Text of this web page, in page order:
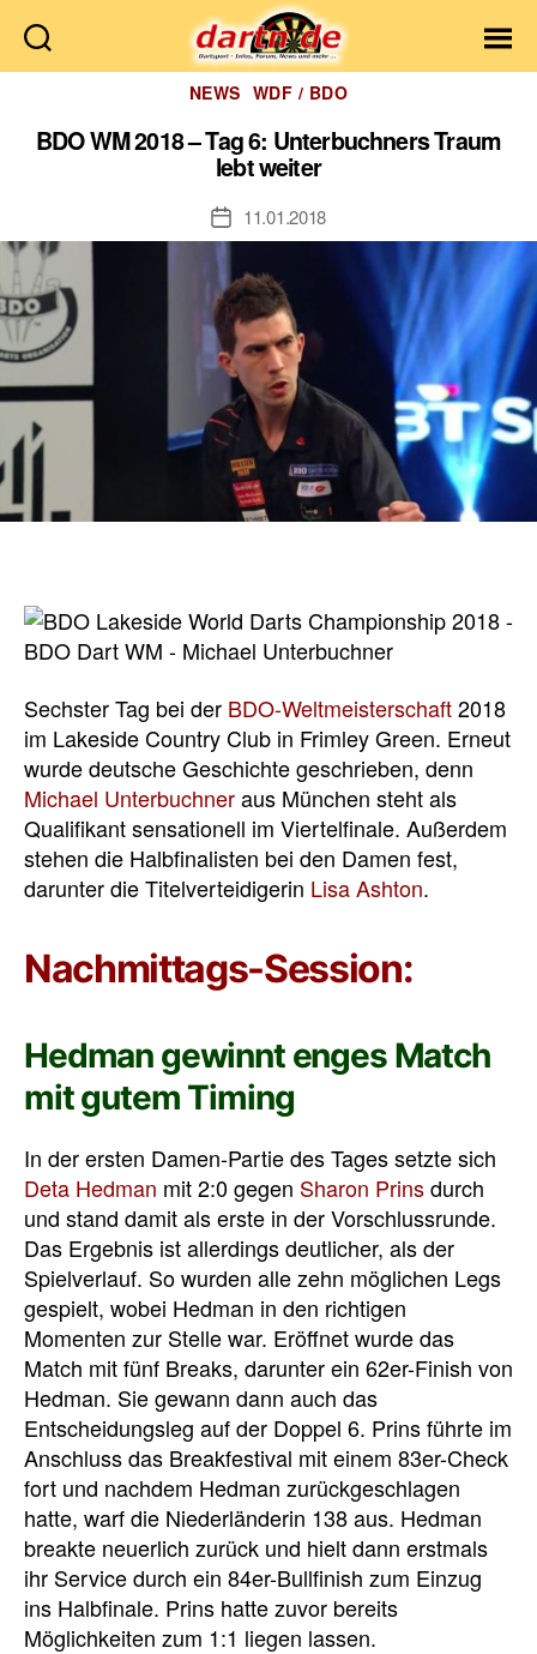
Dartn.de
Kategorien
NEWS WDF / BDO
BDO WM 2018 – Tag 6: Unterbuchners Traum
lebt weiter
Veröffentlichungsdatum
11.01.2018
Sechster Tag bei der BDO-Weltmeisterschaft2018
im Lakeside Country Club in Frimley Green. Erneut
wurde deutsche Geschichte geschrieben, denn
Michael Unterbuchneraus München steht als
Qualifikant sensationell im Viertelfinale. Außerdem
stehen die Halbfinalisten bei den Damen fest,
darunter die Titelverteidigerin Lisa Ashton.
Nachmittags-Session:
Hedman gewinnt enges Match
mit gutem Timing
In der ersten Damen-Partie des Tages setzte sich
Deta Hedman mit 2:0 gegen Sharon Prinsdurch
und stand damit als erste in der Vorschlussrunde.
Das Ergebnis ist allerdings deutlicher, als der
Spielverlauf. So wurden alle zehn möglichen Legs
gespielt, wobei Hedman in den richtigen
Momenten zur Stelle war. Eröffnet wurde das
Match mit fünf Breaks, darunter ein 62er-Finish von
Hedman. Sie gewann dann auch das
Entscheidungsleg auf der Doppel 6. Prins führte im
Anschluss das Breakfestival mit einem 83er-Check
fort und nachdem Hedman zurückgeschlagen
hatte, warf die Niederländerin 138 aus. Hedman
breakte neuerlich zurück und hielt dann erstmals
ihr Service durch ein 84er-Bullfinish zum Einzug
ins Halbfinale. Prins hatte zuvor bereits
Möglichkeiten zum 1:1 liegen lassen.